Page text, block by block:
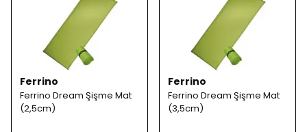
Ferrino
Ferrino Dream Şişme Mat
(2,5cm)
Ferrino
Ferrino Dream Şişme Mat
(3,5cm)